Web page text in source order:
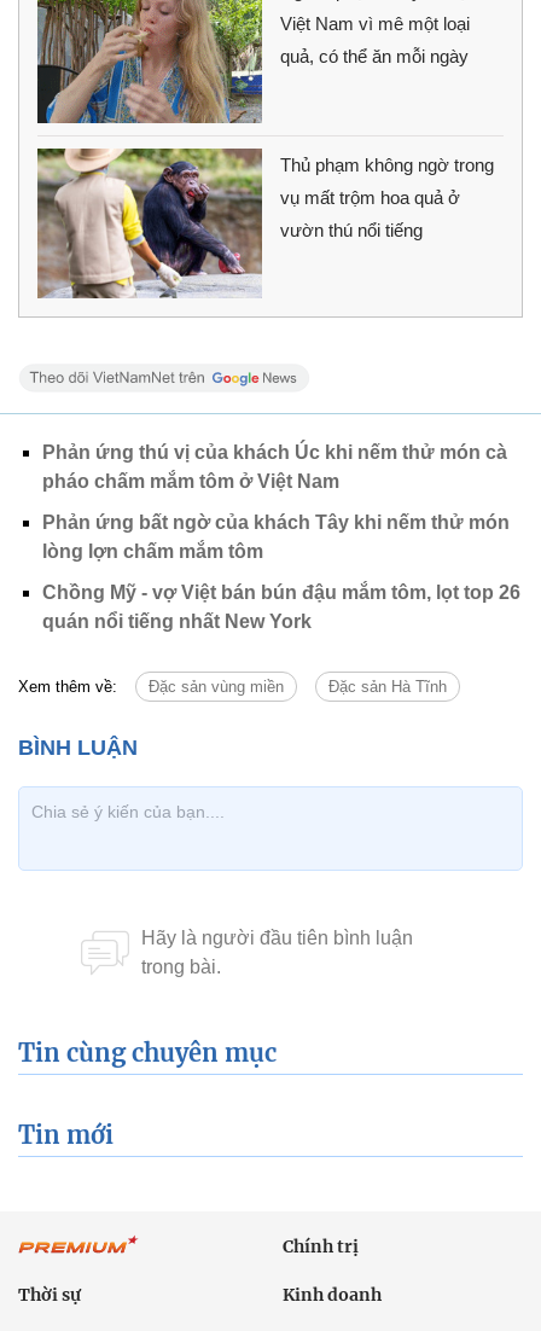
Việt Nam vì mê một loại
quả, có thể ăn mỗi ngày
Thủ phạm không ngờ trong
vụ mất trộm hoa quả ở
vườn thú nổi tiếng
Phản ứng thú vị của khách Úc khi nếm thử món cà
pháo chấm mắm tôm ở Việt Nam
Phản ứng bất ngờ của khách Tây khi nếm thử món
lòng lợn chấm mắm tôm
Chồng Mỹ - vợ Việt bán bún đậu mắm tôm, lọt top 26
quán nổi tiếng nhất New York
Xem thêm về: Đặc sản vùng miền Đặc sản Hà Tĩnh
Tin cùng chuyên mục
Tin mới
Chính trị
Thời sự Kinh doanh